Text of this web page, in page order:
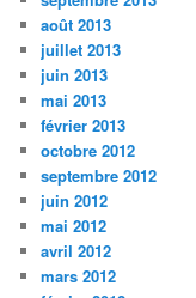
août 2013
juillet 2013
juin 2013
mai 2013
février 2013
octobre 2012
septembre 2012
juin 2012
mai 2012
avril 2012
mars 2012